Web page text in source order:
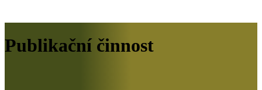
Publikační činnost